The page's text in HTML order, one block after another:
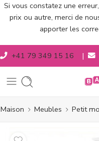
Si vous constatez une
prix ou autre, merci de
apporter les
+41 79 349 15 16 |
Maison Meubles Petit